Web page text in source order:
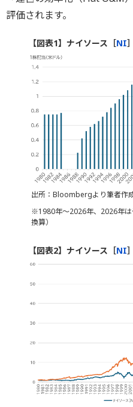
評価されます。
【図表1】ナイソース［NI
出所：Bloombergより筆者作
※1980年～2026年、2026年は
換算）
【図表2】ナイソース［NI